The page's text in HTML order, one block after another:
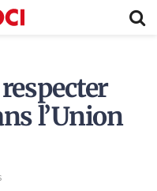
l’Union